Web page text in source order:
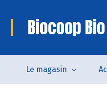
Biocoop
Le magasin